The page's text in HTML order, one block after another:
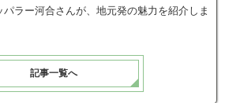
ラー河合さんが、地元発の魅力を紹介しま
記事一覧へ